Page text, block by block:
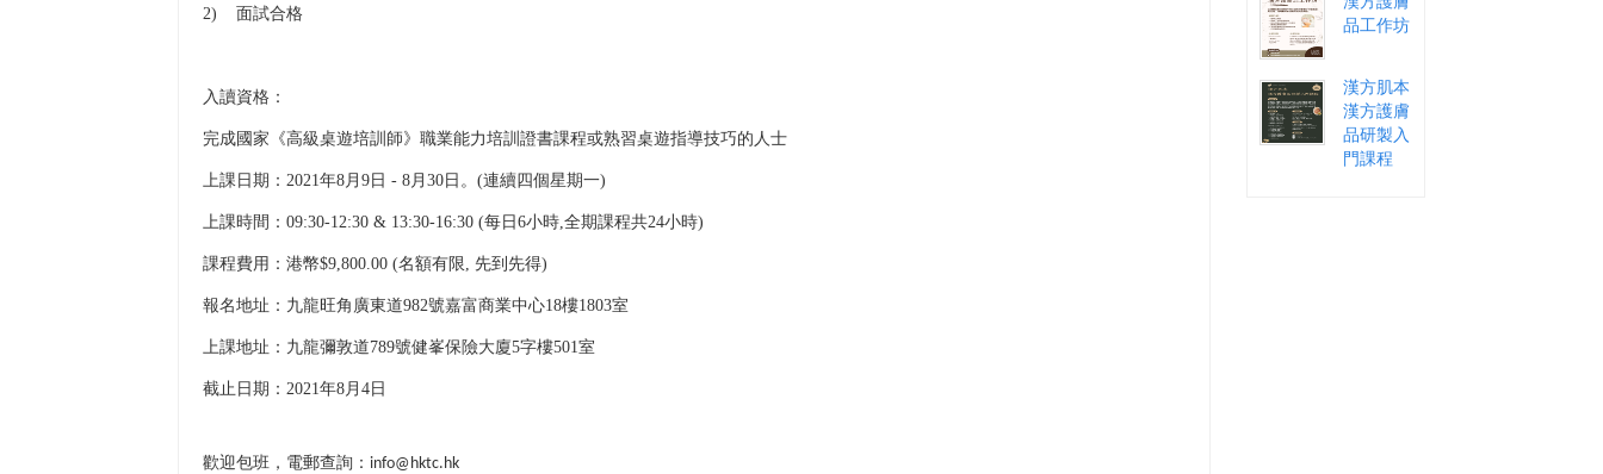
2) 面試合格
入讀資格：
完成國家《高級桌遊培訓師》職業能力培訓證書課程或熟習桌遊指導技巧的人士
上課日期：2021年8月9 日 - 8月30 日。(連續四個星期一)
上課時間：09:30-12:30 & 13:30-16:30 (每日6小時,全期課程共24小時)
課程費用：港幣$9,800.00 (名額有限,先到先得)
報名地址：九龍旺角廣東道982號嘉富商業中心18樓1803室
上課地址：九龍彌敦道789號健峯保險大廈5字樓501室
截止日期：2021年8月4 日
歡迎包班，電郵查詢：info@hktc.hk
品工作坊
漢方肌本
漢方護膚
品研製入
門課程